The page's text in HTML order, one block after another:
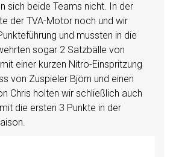
sich beide Teams nicht. In der
der TVA-Motor noch und wir
und mussten in die
sogar 2 Satzbälle von
einer kurzen Nitro-Einspritzung
von Zuspieler Björn und einen
Chris holten wir schließlich auch
die ersten 3 Punkte in der